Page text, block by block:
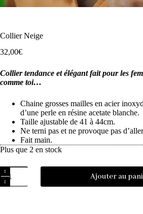
Collier Neige
32,00€
Collier tendance et élégant fait pour les
comme toi…
Chaine grosses mailles en acier
d’une perle en résine acetate blanche.
Taille ajustable de 41 à 44cm.
Ne terni pas et ne provoque pas
Fait main.
Plus que 2 en stock
Ajouter au